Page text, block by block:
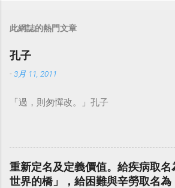
此網誌的熱門文章
孔子
-3月 11, 2011
「過，則匆憚改。」孔子
重新定名及定義價值。給疾病取名
世界的橋」，給困難與辛勞取名為